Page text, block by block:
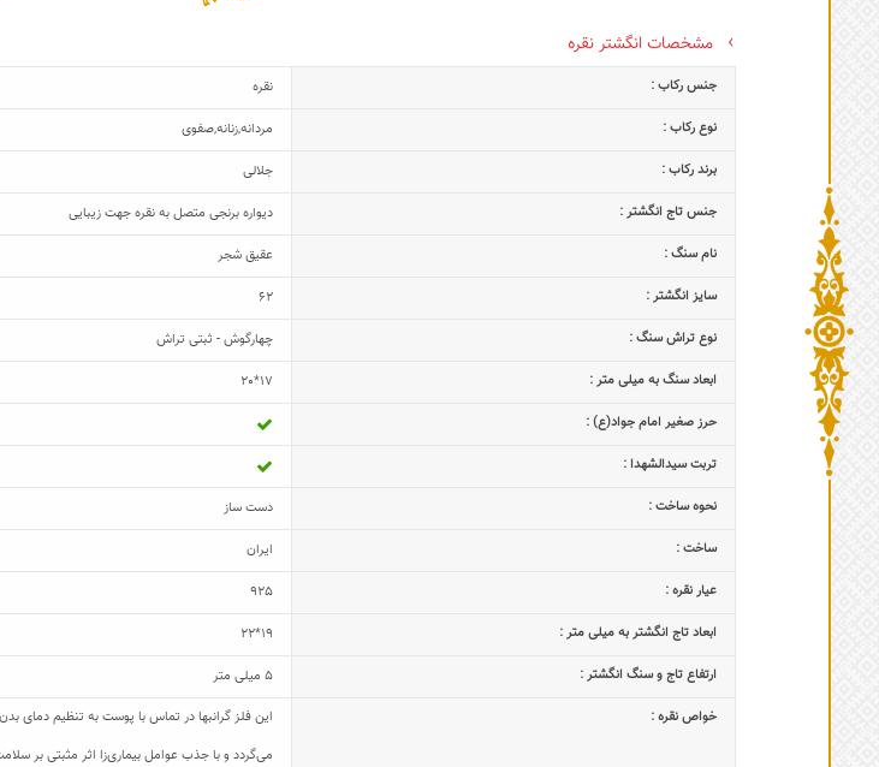
مشخصات انگشتر نقره
جنس رکاب :
نقره
نوع رکاب :
مردانه,زنانه,صفوی
برند رکاب :
جلالی
جنس تاج انگشتر :
دیواره برنجی متصل به نقره جهت زیبایی
نام سنگ :
عقیق شجر
سایز انگشتر :
62
نوع تراش سنگ :
چهارگوش - ثبتی تراش
ابعاد سنگ به میلی متر :
17*20
حرز صغیر امام جواد(ع) :
تربت سیدالشهدا :
نحوه ساخت :
دست ساز
ساخت :
ایران
عیار نقره :
925
ابعاد تاج‌ انگشتر به میلی متر :
19*22
ارتفاع تاج و سنگ انگشتر :
5 میلی متر
خواص نقره :
این فلز گرانبها در تماس با پوست به تنظیم
می‌گردد و با جذب عوامل بیماری‌زا اثر مثبتی بر